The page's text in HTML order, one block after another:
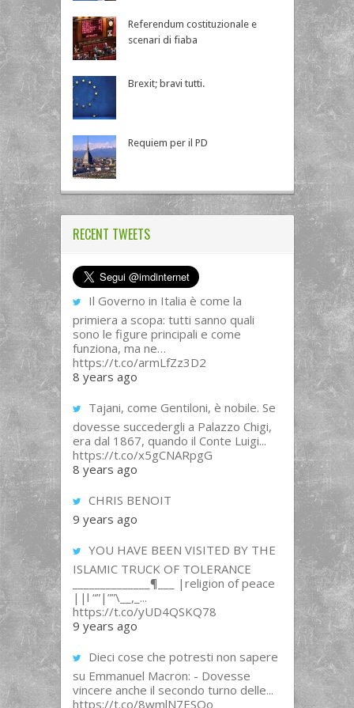
Referendum costituzionale e
scenari di fiaba
Brexit; bravi tutti.
Requiem per il PD
RECENT TWEETS
Il Governo in Italia è come la
primiera a scopa: tutti sanno quali
sono le figure principali e come
funziona, ma ne…
https://t.co/armLfZz3D2
8 years ago
Tajani, come Gentiloni, è nobile. Se
dovesse succedergli a Palazzo Chigi,
era dal 1867, quando il Conte Luigi...
https://t.co/x5gCNARpgG
8 years ago
CHRIS BENOIT
9 years ago
YOU HAVE BEEN VISITED BY THE
ISLAMIC TRUCK OF TOLERANCE
______________¶___ |religion of peace
||l “”|””\__,_...
https://t.co/yUD4QSKQ78
9 years ago
Dieci cose che potresti non sapere
su Emmanuel Macron: - Dovesse
vincere anche il secondo turno delle...
https://t.co/8wmlN7ESOo